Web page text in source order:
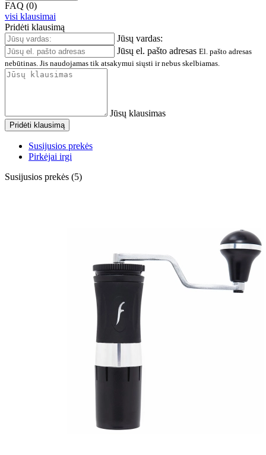
FAQ (0)
visi klausimai
Pridėti klausimą
Jūsų vardas:
Jūsų el. pašto adresas El. pašto adresas
nebūtinas. Jis naudojamas tik atsakymui siųsti ir nebus skelbiamas.
Jūsų klausimas
Pridėti klausimą
Susijusios prekės
Pirkėjai irgi
Susijusios prekės (5)